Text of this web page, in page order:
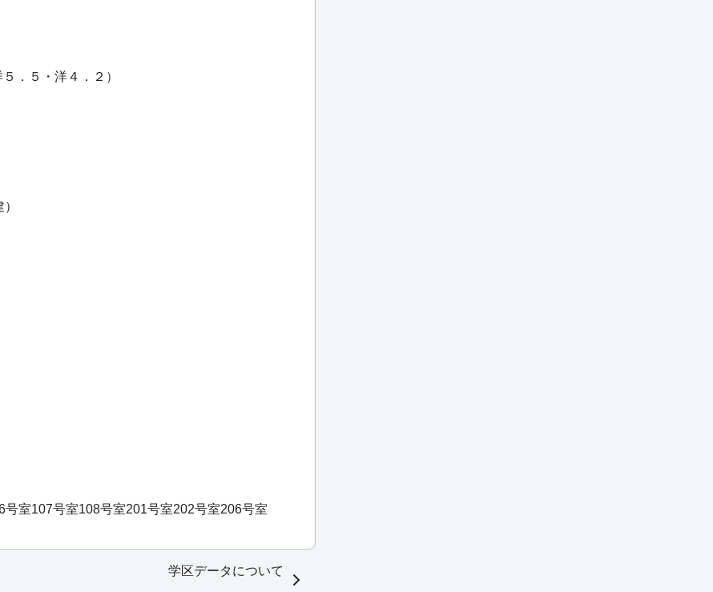
．５・洋４．２）
号室107号室108号室201号室202号室206号室
学区データについて